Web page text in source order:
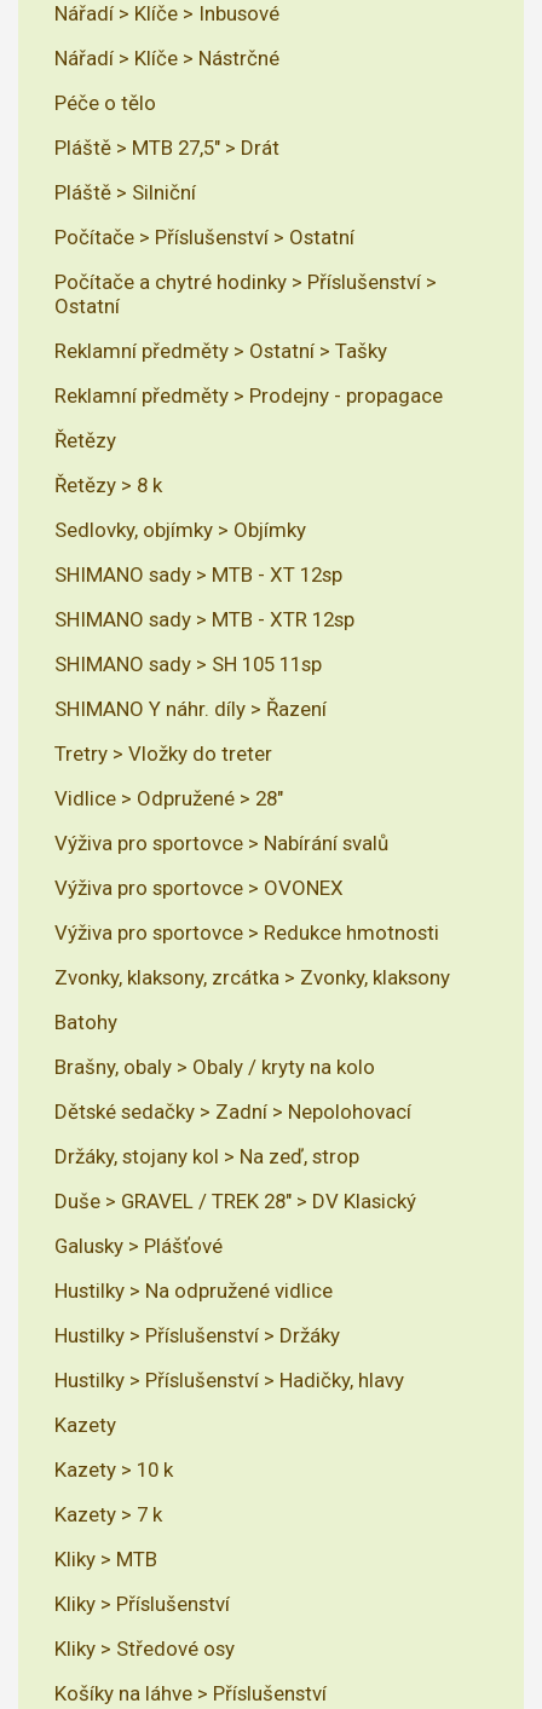
Nářadí > Klíče > Inbusové
Nářadí > Klíče > Nástrčné
Péče o tělo
Pláště > MTB 27,5" > Drát
Pláště > Silniční
Počítače > Příslušenství > Ostatní
Počítače a chytré hodinky > Příslušenství >
Ostatní
Reklamní předměty > Ostatní > Tašky
Reklamní předměty > Prodejny - propagace
Řetězy
Řetězy > 8 k
Sedlovky, objímky > Objímky
SHIMANO sady > MTB - XT 12sp
SHIMANO sady > MTB - XTR 12sp
SHIMANO sady > SH 105 11sp
SHIMANO Y náhr. díly > Řazení
Tretry > Vložky do treter
Vidlice > Odpružené > 28"
Výživa pro sportovce > Nabírání svalů
Výživa pro sportovce > OVONEX
Výživa pro sportovce > Redukce hmotnosti
Zvonky, klaksony, zrcátka > Zvonky, klaksony
Batohy
Brašny, obaly > Obaly / kryty na kolo
Dětské sedačky > Zadní > Nepolohovací
Držáky, stojany kol > Na zeď, strop
Duše > GRAVEL / TREK 28" > DV Klasický
Galusky > Plášťové
Hustilky > Na odpružené vidlice
Hustilky > Příslušenství > Držáky
Hustilky > Příslušenství > Hadičky, hlavy
Kazety
Kazety > 10 k
Kazety > 7 k
Kliky > MTB
Kliky > Příslušenství
Kliky > Středové osy
Košíky na láhve > Příslušenství